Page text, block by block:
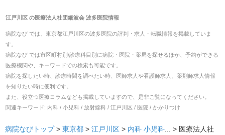
江戸川区の医療法人社団細波会 波多医院情報
病院なび では、 東京都江戸川区の波多医院の評判・求人・転職情報を掲載していま
す。
病院なび では市区町村別/診療科目別に病院・医院・薬局を探せるほか、予約ができる
医療機関や、キーワードでの検索も可能です。
病院を探したい時、診療時間を調べたい時、医師求人や看護師求人、薬剤師求人情報
を知りたい時に便利です。
また、役立つ医療コラムなども掲載していますので、是非ご覧になってください。
関連キーワード: 内科 / 小児科 / 放射線科 / 江戸川区 / 医院 / かかりつけ
病院なびトップ > 東京都 > 江戸川区 > 内科 小児科... > 医療法人社